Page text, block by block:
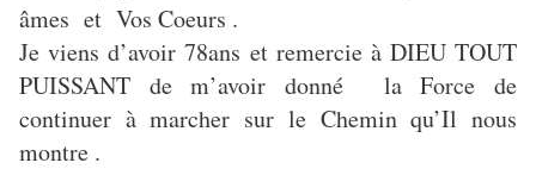
âmes et Vos Coeurs .
Je viens d’avoir 78ans et remercie à DIEU TOUT
PUISSANT de m’avoir donné la Force de
continuer à marcher sur le Chemin qu’Il nous
montre .